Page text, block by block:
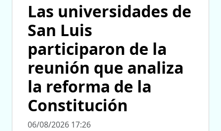
Las universidades de
San Luis
participaron de la
reunión que analiza
la reforma de la
Constitución
06/08/2026 17:26